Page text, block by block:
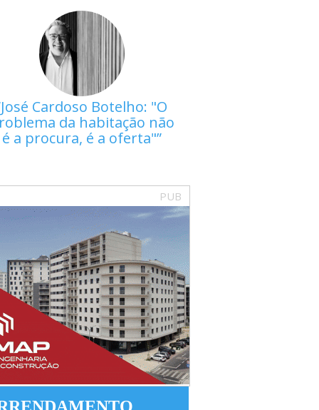
José Cardoso Botelho: "O
da habitação não
é a procura, é a oferta"
PUB